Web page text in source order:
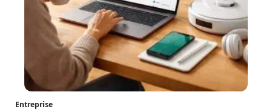
Entreprise